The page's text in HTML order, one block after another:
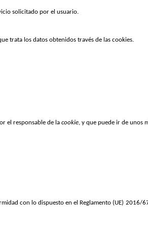
solicitado por el usuario.
trata los datos obtenidos través de las cookies.
el responsable de la cookie, y que puede ir de unos
con lo dispuesto en el Reglamento (UE) 2016/